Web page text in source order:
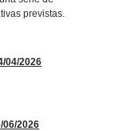
previstas.
04/2026
06/2026